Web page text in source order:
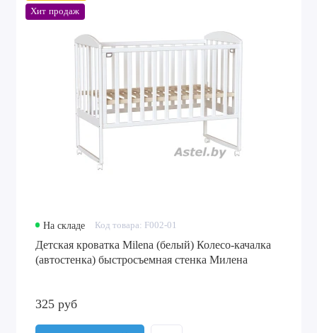
Хит продаж
На складе Код товара: F002-01
Детская кроватка Milena (белый) Колесо-качалка
(автостенка) быстросъемная стенка Милена
325 руб